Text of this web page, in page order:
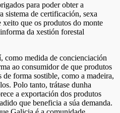
para poder obter a
sistema de certificación, sexa
que os produtos do monte
da xestión forestal
como medida de concienciación
ao consumidor de que produtos
forma sostible, como a madeira,
Polo tanto, trátase dunha
a exportación dos produtos
que beneficia a súa demanda.